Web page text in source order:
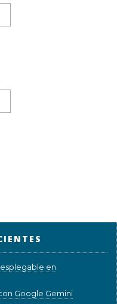
en
Google Gemini